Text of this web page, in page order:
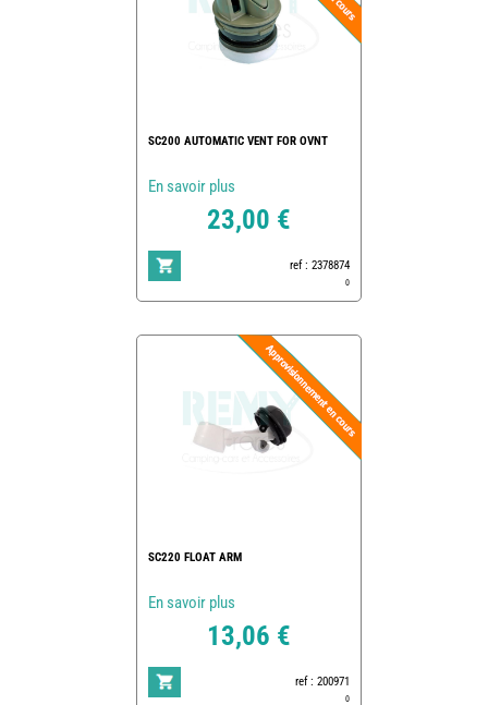
SC200 AUTOMATIC VENT FOR OVNT
En savoir plus
23,00 €
ref : 2378874
0
SC220 FLOAT ARM
En savoir plus
13,06 €
ref : 200971
0